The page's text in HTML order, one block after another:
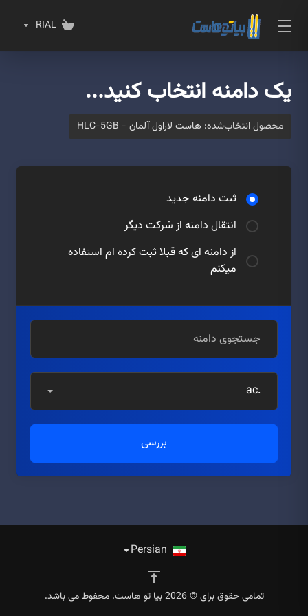
RIAL
یک دامنه انتخاب کنید...
محصول انتخاب‌شده: هاست لاراول آلمان - HLC-5GB
ثبت دامنه جدید
انتقال دامنه از شرکت دیگر
از دامنه ای که قبلا ثبت کرده ام استفاده
میکنم
.ac
بررسی
تمامی حقوق برای © 2026 بیا تو هاست. محفوط می باشد.
Persian